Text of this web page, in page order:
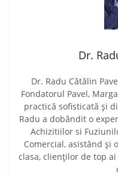
Dr.
Dr. Radu Cătălin
Fondatorul Pavel,
practică sofisticată și
Radu a dobândit o
Achizitiilor si
Comercial, asistând și
clasa, clienților de top